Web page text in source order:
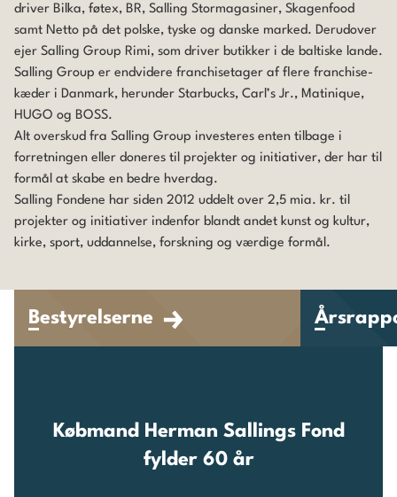
driver Bilka, føtex, BR, Salling Stormagasiner, Skagenfood
samt Netto på det polske, tyske og danske marked. Derudover
ejer Salling Group Rimi, som driver butikker i de baltiske lande.
Salling Group er endvidere franchisetager af flere franchise-
kæder i Danmark, herunder Starbucks, Carl’s Jr., Matinique,
HUGO og BOSS.
Alt overskud fra Salling Group investeres enten tilbage i
forretningen eller doneres til projekter og initiativer, der har til
formål at skabe en bedre hverdag.
Salling Fondene har siden 2012 uddelt over 2,5 mia. kr. til
projekter og initiativer indenfor blandt andet kunst og kultur,
kirke, sport, uddannelse, forskning og værdige formål.
Bestyrelserne
Købmand Herman Sallings Fond
fylder 60 år